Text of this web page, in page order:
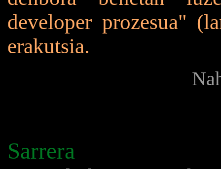
developer prozesua"
erakutsia.
Sarrera